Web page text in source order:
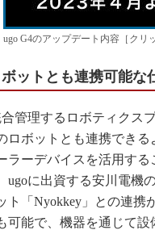
ugo G4のアップデート内容［クリ
ットとも連携可能な
管理するロボティクス
ロボットとも連携できる
ラーデバイスを活用す
ugoに出資する安川電機
ト「Nyokkey」との連
可能で、機器を通じて設